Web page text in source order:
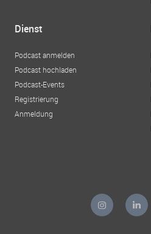
Dienst
Podcast anmelden
Podcast hochladen
Podcast-Events
Registrierung
Anmeldung